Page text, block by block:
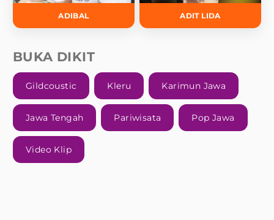
ADIBAL ADIT LIDA
BUKA DIKIT
Gildcoustic Kleru Karimun Jawa
Jawa Tengah Pariwisata Pop Jawa
Video Klip